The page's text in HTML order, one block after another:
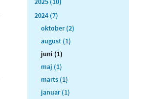
2024 (7)
oktober (2)
august (1)
juni (1)
maj (1)
marts (1)
januar (1)